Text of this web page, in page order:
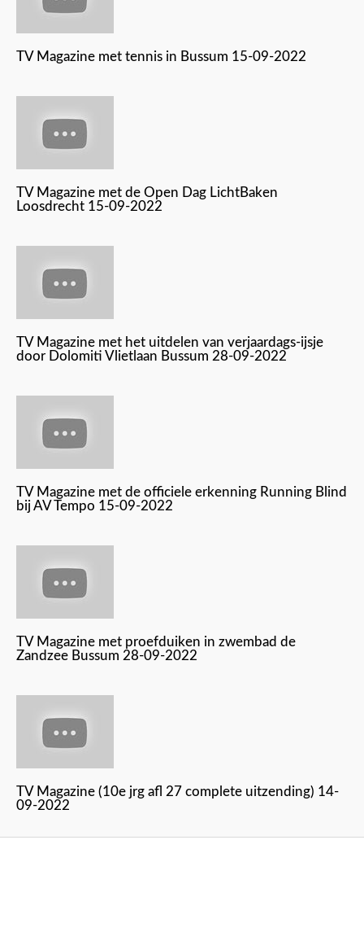
TV Magazine met tennis in Bussum 15-09-2022
TV Magazine met de Open Dag LichtBaken
Loosdrecht 15-09-2022
TV Magazine met het uitdelen van verjaardags-ijsje
door Dolomiti Vlietlaan Bussum 28-09-2022
TV Magazine met de officiele erkenning Running Blind
bij AV Tempo 15-09-2022
TV Magazine met proefduiken in zwembad de
Zandzee Bussum 28-09-2022
TV Magazine (10e jrg afl 27 complete uitzending) 14-
09-2022